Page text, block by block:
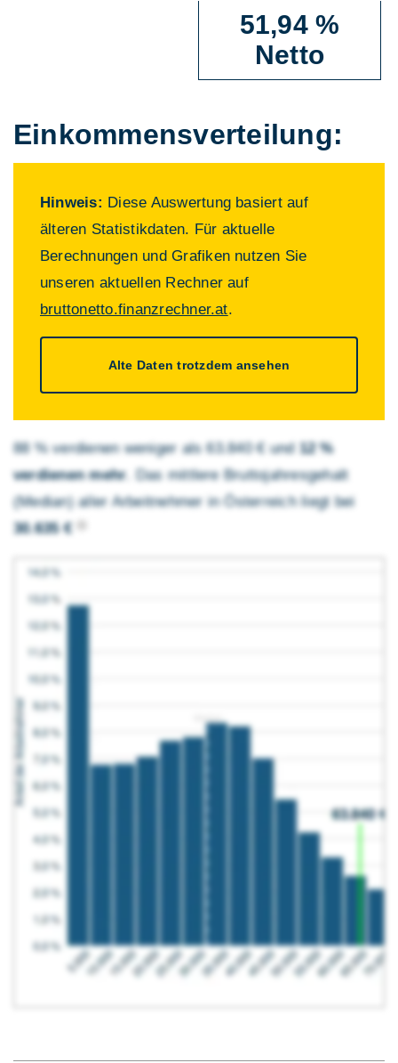
51,94 %
Netto
Einkommens­verteilung:
Hinweis: Diese Auswertung basiert auf
älteren Statistikdaten. Für aktuelle
Berechnungen und Grafiken nutzen Sie
unseren aktuellen Rechner auf
bruttonetto.finanzrechner.at.
Alte Daten trotzdem ansehen
88 % verdienen weniger als 63.840 € und 12 %
verdienen mehr . Das mittlere Brutto­jahres­gehalt
(Median) aller Arbeitnehmer in Österreich liegt bei
30.635 €